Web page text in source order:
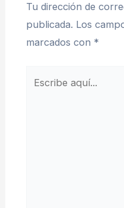
Tu dirección de
publicada. Los
marcados con *